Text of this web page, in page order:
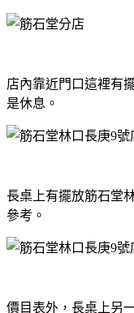
店內靠近門口這裡有
是休息。
長桌上有擺放筋石堂
參考。
價目表外，長桌上另